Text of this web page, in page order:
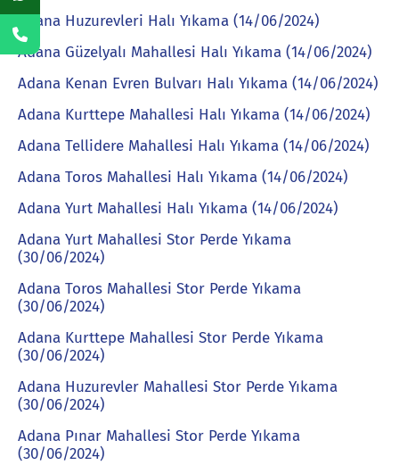
Adana Huzurevleri Halı Yıkama (14/06/2024)
Adana Güzelyalı Mahallesi Halı Yıkama (14/06/2024)
Adana Kenan Evren Bulvarı Halı Yıkama (14/06/2024)
Adana Kurttepe Mahallesi Halı Yıkama (14/06/2024)
Adana Tellidere Mahallesi Halı Yıkama (14/06/2024)
Adana Toros Mahallesi Halı Yıkama (14/06/2024)
Adana Yurt Mahallesi Halı Yıkama (14/06/2024)
Adana Yurt Mahallesi Stor Perde Yıkama
(30/06/2024)
Adana Toros Mahallesi Stor Perde Yıkama
(30/06/2024)
Adana Kurttepe Mahallesi Stor Perde Yıkama
(30/06/2024)
Adana Huzurevler Mahallesi Stor Perde Yıkama
(30/06/2024)
Adana Pınar Mahallesi Stor Perde Yıkama
(30/06/2024)